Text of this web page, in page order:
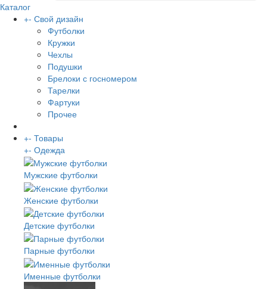
Каталог
+- Свой дизайн
Футболки
Кружки
Чехлы
Подушки
Брелоки с госномером
Тарелки
Фартуки
Прочее
+- Товары
+- Одежда
Мужские футболки
Женские футболки
Детские футболки
Парные футболки
Именные футболки